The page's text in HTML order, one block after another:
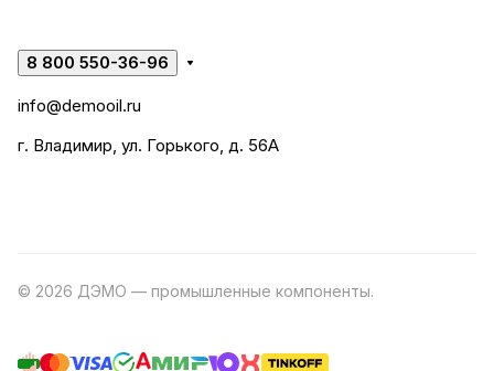
8 800 550-36-96
info@demooil.ru
г. Владимир, ул. Горького, д. 56А
© 2026 ДЭМО — промышленные компоненты.